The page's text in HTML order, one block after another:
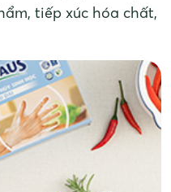
tiếp xúc hóa chất,